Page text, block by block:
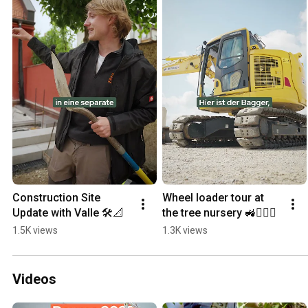
Construction Site
Update with Valle 🛠️📐
1.5K views
Wheel loader tour at
the tree nursery 🚜👷🏻‍♂️
1.3K views
Videos